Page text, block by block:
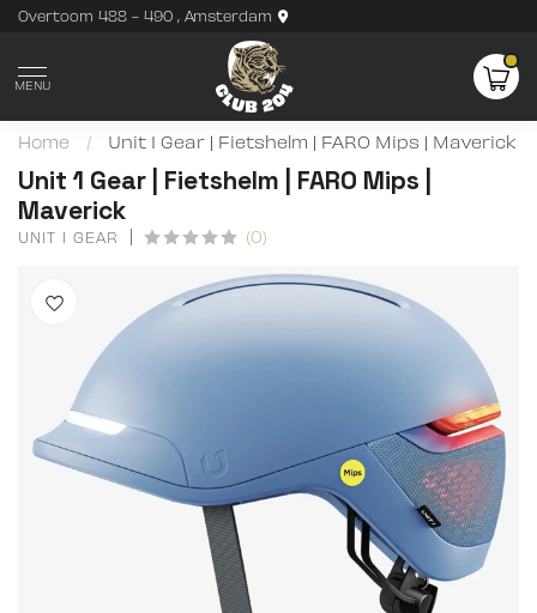
Overtoom 488 - 490 , Amsterdam
MENU
Home / Unit 1 Gear | Fietshelm | FARO Mips | Maverick
Unit 1 Gear | Fietshelm | FARO Mips |
Maverick
UNIT 1 GEAR (0)